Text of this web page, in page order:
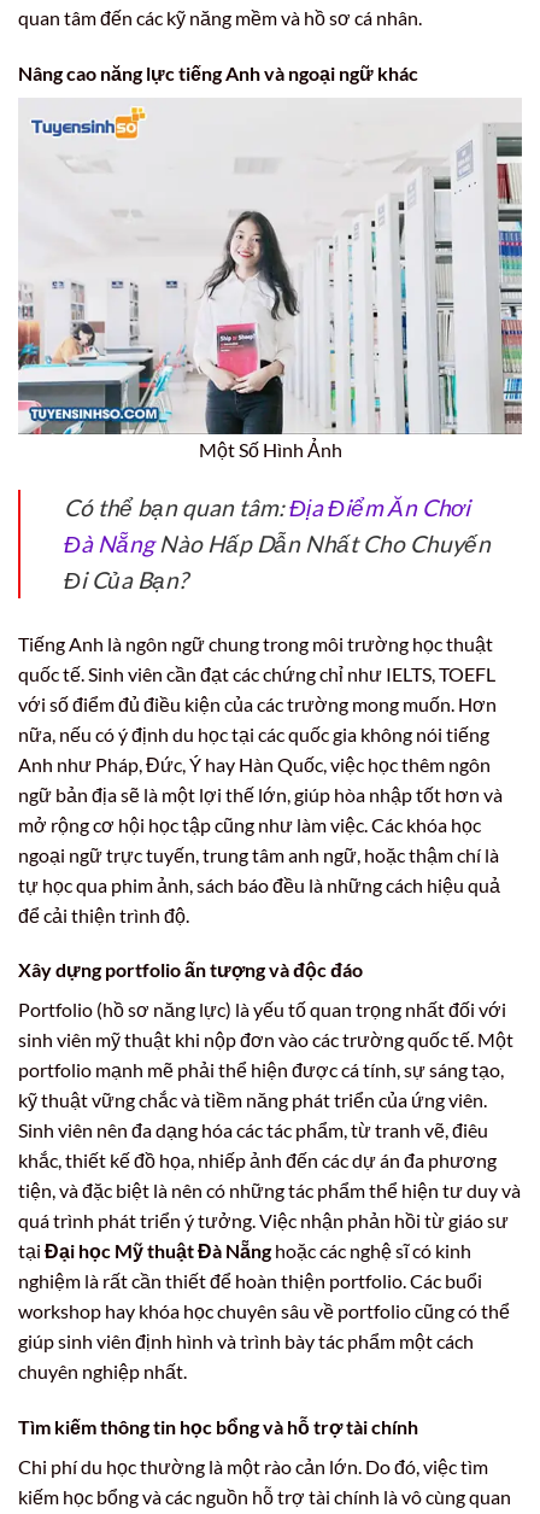
quan tâm đến các kỹ năng mềm và hồ sơ cá nhân.
Nâng cao năng lực tiếng Anh và ngoại ngữ khác
Một Số Hình Ảnh
Có thể bạn quan tâm:Địa Điểm Ăn Chơi
Đà NẵngNào Hấp Dẫn Nhất Cho Chuyến
Đi Của Bạn?
Tiếng Anh là ngôn ngữ chung trong môi trường học thuật
quốc tế. Sinh viên cần đạt các chứng chỉ như IELTS, TOEFL
với số điểm đủ điều kiện của các trường mong muốn. Hơn
nữa, nếu có ý định du học tại các quốc gia không nói tiếng
Anh như Pháp, Đức, Ý hay Hàn Quốc, việc học thêm ngôn
ngữ bản địa sẽ là một lợi thế lớn, giúp hòa nhập tốt hơn và
mở rộng cơ hội học tập cũng như làm việc. Các khóa học
ngoại ngữ trực tuyến, trung tâm anh ngữ, hoặc thậm chí là
tự học qua phim ảnh, sách báo đều là những cách hiệu quả
để cải thiện trình độ.
Xây dựng portfolio ấn tượng và độc đáo
Portfolio (hồ sơ năng lực) là yếu tố quan trọng nhất đối với
sinh viên mỹ thuật khi nộp đơn vào các trường quốc tế. Một
portfolio mạnh mẽ phải thể hiện được cá tính, sự sáng tạo,
kỹ thuật vững chắc và tiềm năng phát triển của ứng viên.
Sinh viên nên đa dạng hóa các tác phẩm, từ tranh vẽ, điêu
khắc, thiết kế đồ họa, nhiếp ảnh đến các dự án đa phương
tiện, và đặc biệt là nên có những tác phẩm thể hiện tư duy và
quá trình phát triển ý tưởng. Việc nhận phản hồi từ giáo sư
tại Đại học Mỹ thuật Đà Nẵnghoặc các nghệ sĩ có kinh
nghiệm là rất cần thiết để hoàn thiện portfolio. Các buổi
workshop hay khóa học chuyên sâu về portfolio cũng có thể
giúp sinh viên định hình và trình bày tác phẩm một cách
chuyên nghiệp nhất.
Tìm kiếm thông tin học bổng và hỗ trợ tài chính
Chi phí du học thường là một rào cản lớn. Do đó, việc tìm
kiếm học bổng và các nguồn hỗ trợ tài chính là vô cùng quan